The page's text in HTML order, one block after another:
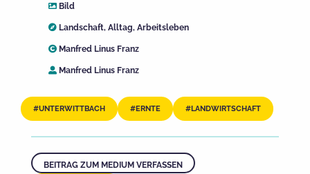
Bild
Landschaft, Alltag, Arbeitsleben
Manfred Linus Franz
Manfred Linus Franz
UNTERWITTBACH ERNTE LANDWIRTSCHAFT
BEITRAG ZUM MEDIUM VERFASSEN